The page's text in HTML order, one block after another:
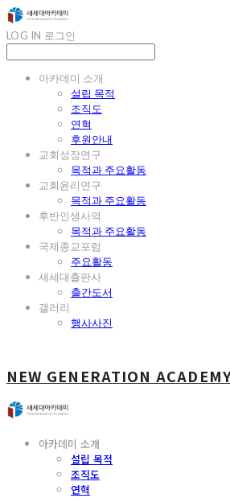
LOG IN 로그인
아카데미 소개
설립 목적
조직도
연혁
후원안내
교회성장연구
목적과 주요활동
교회윤리연구
목적과 주요활동
후반인생사역
목적과 주요활동
국제종교포럼
주요활동
새세대출판사
출간도서
갤러리
행사사진
NEW GENERATION
아카데미 소개
설립 목적
조직도
연혁